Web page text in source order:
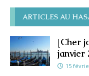
ARTICLES AU
[Cher
janvier
15